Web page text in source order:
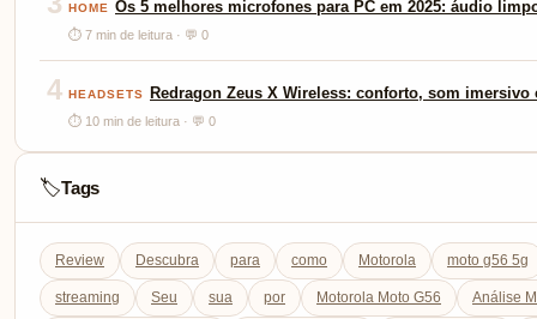
HOME Os 5 melhores microfones para PC em 2025: áudio
⏱ 7 min de leitura · 💬 0
4 HEADSETS Redragon Zeus X Wireless: conforto, som
⏱ 10 min de leitura · 💬 0
🏷️Tags
Review Descubra para como Motorola moto g56 5g
streaming Seu sua por Motorola Moto G56 Análise